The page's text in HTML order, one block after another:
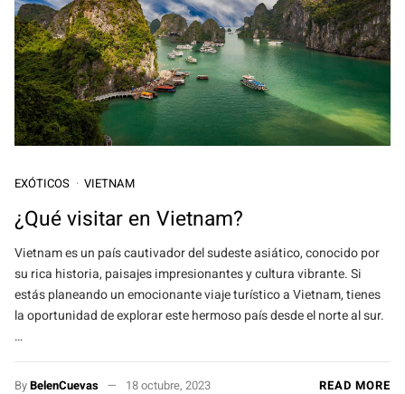
EXÓTICOS VIETNAM
¿Qué visitar en Vietnam?
Vietnam es un país cautivador del sudeste asiático, conocido por
su rica historia, paisajes impresionantes y cultura vibrante. Si
estás planeando un emocionante viaje turístico a Vietnam, tienes
la oportunidad de explorar este hermoso país desde el norte al sur.
…
ByBelenCuevas 18 octubre, 2023 READ MORE